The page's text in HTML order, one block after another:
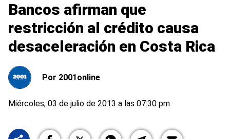
Bancos afirman que
restricción al crédito causa
desaceleración en Costa Rica
Por 2001online
Miércoles, 03 de julio de 2013 a las 07:30 pm